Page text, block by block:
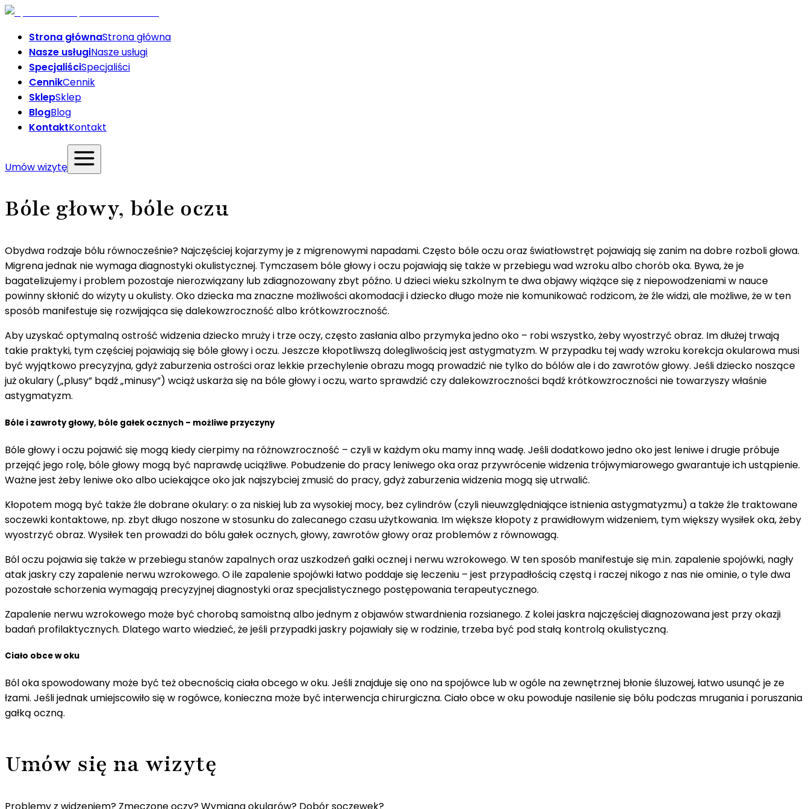
Strona głównaStrona główna
Nasze usługiNasze usługi
SpecjaliściSpecjaliści
CennikCennik
SklepSklep
BlogBlog
KontaktKontakt
Umów wizytę
Bóle głowy, bóle oczu
Obydwa rodzaje bólu równocześnie? Najczęściej kojarzymy je z migrenowymi napadami. Często bóle oczu oraz światłowstręt pojawiają się zanim na dobre rozboli głowa.
Migrena jednak nie wymaga diagnostyki okulistycznej. Tymczasem bóle głowy i oczu pojawiają się także w przebiegu wad wzroku albo chorób oka. Bywa, że je
bagatelizujemy i problem pozostaje nierozwiązany lub zdiagnozowany zbyt późno. U dzieci wieku szkolnym te dwa objawy wiążące się z niepowodzeniami w nauce
powinny skłonić do wizyty u okulisty. Oko dziecka ma znaczne możliwości akomodacji i dziecko długo może nie komunikować rodzicom, że źle widzi, ale możliwe, że w ten
sposób manifestuje się rozwijająca się dalekowzroczność albo krótkowzroczność.
Aby uzyskać optymalną ostrość widzenia dziecko mruży i trze oczy, często zasłania albo przymyka jedno oko – robi wszystko, żeby wyostrzyć obraz. Im dłużej trwają
takie praktyki, tym częściej pojawiają się bóle głowy i oczu. Jeszcze kłopotliwszą dolegliwością jest astygmatyzm. W przypadku tej wady wzroku korekcja okularowa musi
być wyjątkowo precyzyjna, gdyż zaburzenia ostrości oraz lekkie przechylenie obrazu mogą prowadzić nie tylko do bólów ale i do zawrotów głowy. Jeśli dziecko noszące
już okulary („plusy” bądź „minusy”) wciąż uskarża się na bóle głowy i oczu, warto sprawdzić czy dalekowzroczności bądź krótkowzroczności nie towarzyszy właśnie
astygmatyzm.
Bóle i zawroty głowy, bóle gałek ocznych – możliwe przyczyny
Bóle głowy i oczu pojawić się mogą kiedy cierpimy na różnowzroczność – czyli w każdym oku mamy inną wadę. Jeśli dodatkowo jedno oko jest leniwe i drugie próbuje
przejąć jego rolę, bóle głowy mogą być naprawdę uciążliwe. Pobudzenie do pracy leniwego oka oraz przywrócenie widzenia trójwymiarowego gwarantuje ich ustąpienie.
Ważne jest żeby leniwe oko albo uciekające oko jak najszybciej zmusić do pracy, gdyż zaburzenia widzenia mogą się utrwalić.
Kłopotem mogą być także źle dobrane okulary: o za niskiej lub za wysokiej mocy, bez cylindrów (czyli nieuwzględniające istnienia astygmatyzmu) a także źle traktowane
soczewki kontaktowe, np. zbyt długo noszone w stosunku do zalecanego czasu użytkowania. Im większe kłopoty z prawidłowym widzeniem, tym większy wysiłek oka, żeby
wyostrzyć obraz. Wysiłek ten prowadzi do bólu gałek ocznych, głowy, zawrotów głowy oraz problemów z równowagą.
Ból oczu pojawia się także w przebiegu stanów zapalnych oraz uszkodzeń gałki ocznej i nerwu wzrokowego. W ten sposób manifestuje się m.in. zapalenie spojówki, nagły
atak jaskry czy zapalenie nerwu wzrokowego. O ile zapalenie spojówki łatwo poddaje się leczeniu – jest przypadłością częstą i raczej nikogo z nas nie ominie, o tyle dwa
pozostałe schorzenia wymagają precyzyjnej diagnostyki oraz specjalistycznego postępowania terapeutycznego.
Zapalenie nerwu wzrokowego może być chorobą samoistną albo jednym z objawów stwardnienia rozsianego. Z kolei jaskra najczęściej diagnozowana jest przy okazji
badań profilaktycznych. Dlatego warto wiedzieć, że jeśli przypadki jaskry pojawiały się w rodzinie, trzeba być pod stałą kontrolą okulistyczną.
Ciało obce w oku
Ból oka spowodowany może być też obecnością ciała obcego w oku. Jeśli znajduje się ono na spojówce lub w ogóle na zewnętrznej błonie śluzowej, łatwo usunąć je ze
łzami. Jeśli jednak umiejscowiło się w rogówce, konieczna może być interwencja chirurgiczna. Ciało obce w oku powoduje nasilenie się bólu podczas mrugania i poruszania
gałką oczną.
Umów się na wizytę